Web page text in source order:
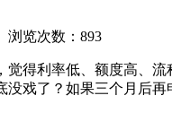
浏览次数：893
得利率低、额度高、
戏了？如果三个月后再